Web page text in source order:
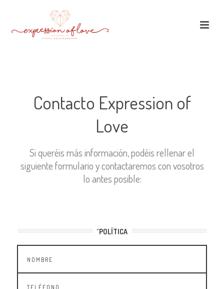
Contacto Expression of
Love
Si queréis más información, podéis rellenar el
siguiente formulario y contactaremos con vosotros
lo antes posible:
"POLÍTICA